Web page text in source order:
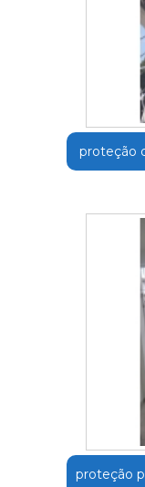
proteção
proteção